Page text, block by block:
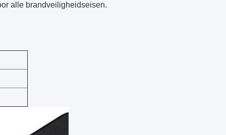
alle brandveiligheidseisen.